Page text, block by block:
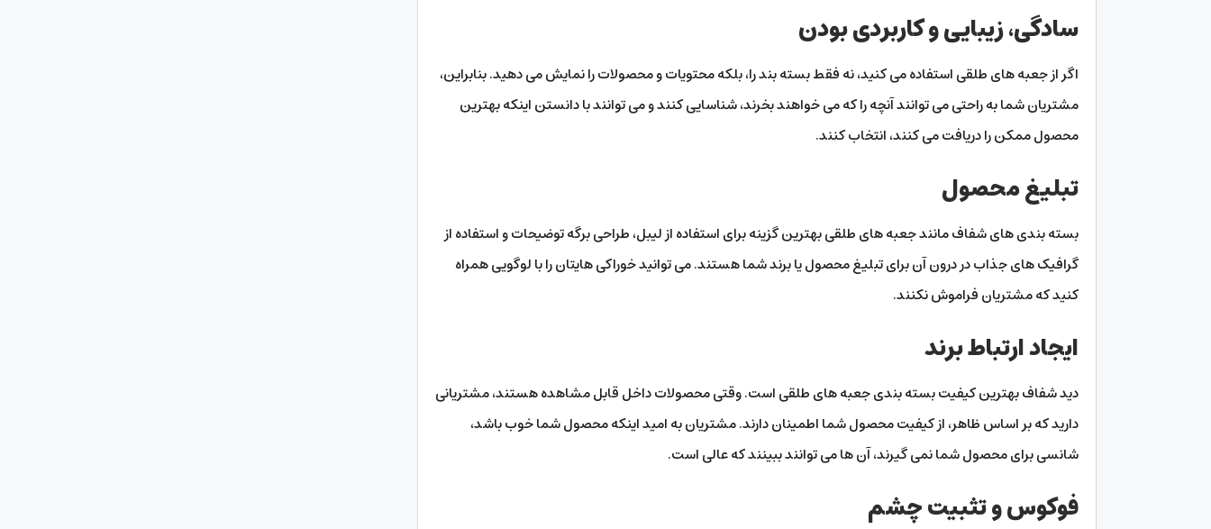
سادگی، زیبایی و کاربردی بودن
اگر از جعبه های طلقی استفاده می ‌کنید، نه فقط بسته بند را، بلکه محتویات و محصولات را نمایش می‌ دهید. بنابراین،
مشتریان شما به راحتی می توانند آنچه را که می خواهند بخرند، شناسایی کنند و می توانند با دانستن اینکه بهترین
محصول ممکن را دریافت می کنند، انتخاب کنند.
تبلیغ محصول
بسته بندی های شفاف مانند جعبه های طلقی بهترین گزینه برای استفاده از لیبل، طراحی برگه توضیحات و استفاده از
گرافیک های جذاب در درون آن برای تبلیغ محصول یا برند شما هستند. می ‌توانید خوراکی ‌هایتان را با لوگویی همراه
کنید که مشتریان فراموش نکنند.
ایجاد ارتباط برند
دید شفاف بهترین کیفیت بسته بندی جعبه های طلقی است. وقتی محصولات داخل قابل مشاهده هستند، مشتریانی
دارید که بر اساس ظاهر، از کیفیت محصول شما اطمینان دارند. مشتریان به امید اینکه محصول شما خوب باشد،
شانسی برای محصول شما نمی گیرند، آن ها می توانند ببینند که عالی است.
فوکوس و تثبیت چشم